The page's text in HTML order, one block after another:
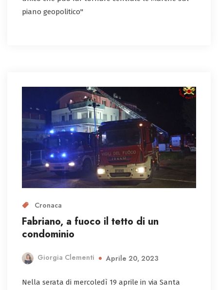
piano geopolitico"
Cronaca
Fabriano, a fuoco il tetto di un
condominio
Giorgia Clementi Aprile 20, 2023
Nella serata di mercoledì 19 aprile in via Santa